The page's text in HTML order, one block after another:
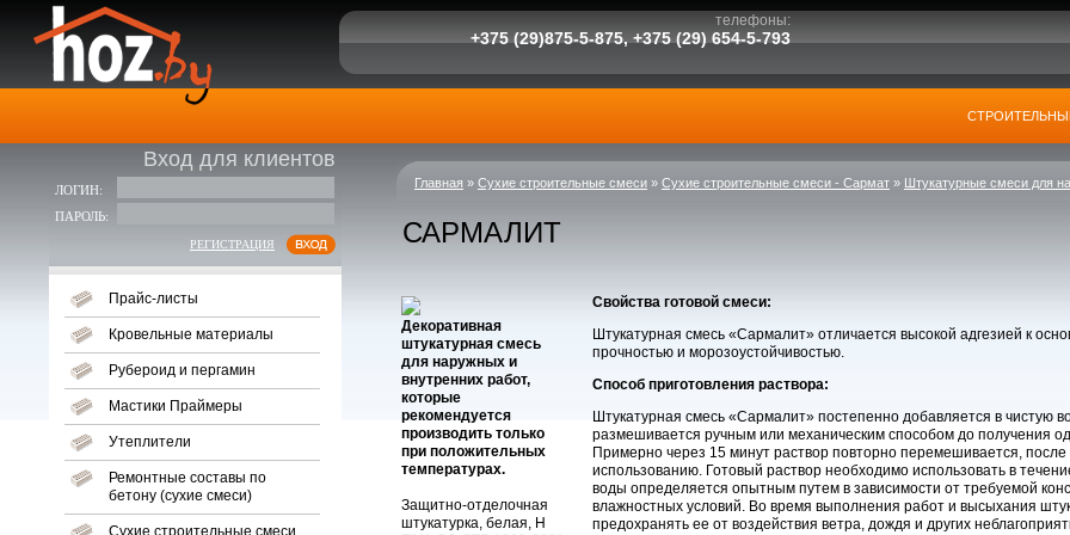
телефоны:
+375 (29)875-5-875, +375 (29) 654-5-793
Вход для клиентов
ЛОГИН:
ПАРОЛЬ:
РЕГИСТРАЦИЯ
Прайс-листы
Кровельные материалы
Рубероид и пергамин
Мастики Праймеры
Утеплители
Ремонтные составы по
бетону (сухие смеси)
Сухие строительные смеси
Главная » Сухие строительные смеси » Сухие строительные смеси - Сармат » Штукатурные смеси для
САРМАЛИТ
Декоративная
штукатурная смесь
для наружных и
внутренних работ,
которые
рекомендуется
производить только
при положительных
температурах.
Защитно-отделочная
штукатурка, белая, Н
Свойства готовой смеси:
Штукатурная смесь «Сармалит» отличается высокой адгезией к
прочностью и морозоустойчивостью.
Способ приготовления раствора:
Штукатурная смесь «Сармалит» постепенно добавляется в чистую
размешивается ручным или механическим способом до получения
Примерно через 15 минут раствор повторно перемешивается, после
использованию. Готовый раствор необходимо использовать в
воды определяется опытным путем в зависимости от требуемой
влажностных условий. Во время выполнения работ и высыхания
предохранять ее от воздействия ветра, дождя и других